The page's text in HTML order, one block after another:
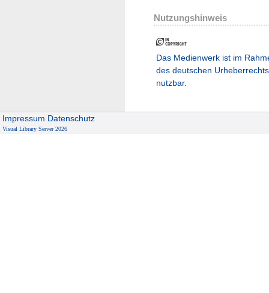
Nutzungshinweis
Das Medienwerk ist im
des deutschen Urheberrechts
nutzbar.
Impressum Datenschutz
Visual Library Server 2026